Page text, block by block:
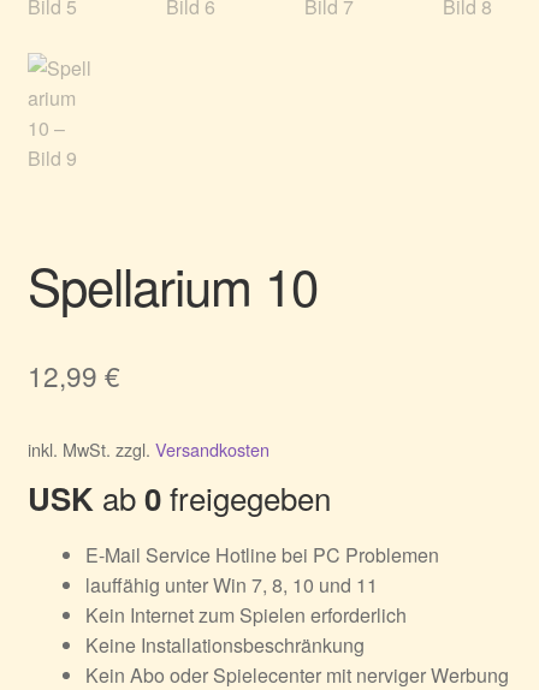
Spellarium 10
12,99 €
inkl. MwSt. zzgl. Versandkosten
USK ab0freigegeben
E-Mail Service Hotline bei PC Problemen
lauffähig unter Win 7, 8, 10 und 11
Kein Internet zum Spielen erforderlich
Keine Installationsbeschränkung
Kein Abo oder Spielecenter mit nerviger Werbung